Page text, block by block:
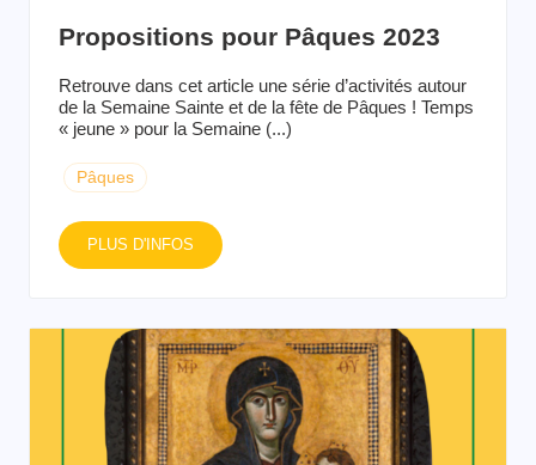
Propositions pour Pâques 2023
Retrouve dans cet article une série d’activités autour
de la Semaine Sainte et de la fête de Pâques ! Temps
« jeune » pour la Semaine (...)
Pâques
PLUS D'INFOS